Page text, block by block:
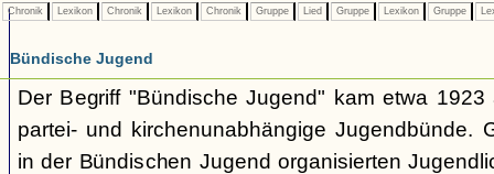
Chronik Lexikon Chronik Lexikon Chronik Gruppe Lied Gruppe Lexikon Gruppe
Bündische Jugend
Der Begriff "Bündische Jugend" kam etwa
partei- und kirchenunabhängige Jugendbünde.
in der Bündischen Jugend organisierten